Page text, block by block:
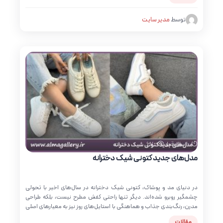
زیبایی ظاهری، راحتی فوق‌العاده‌ای در استفاده روزانه داشته باشند. اگر
مینیمال، کفی نرم و تکنولوژی جذب ضربه تولید می‌شوند تا در عین زیبایی،
سلامت پا را هم تضمین کنند. برندهایی مانند نیو بالانس، نایک، آدیداس و
اسکچرز در سال جدید، مدل‌هایی روانه بازار کرده‌اند که با تمرکز بر راحتی پا و
فرم ارگونومیک، گزینه‌ای ایده‌آل برای مدرسه، دانشگاه، پیاده‌روی و استفاده
روزمره هستند. این کتونی‌ها با رنگ سفید یک‌دست یا ترکیب سفید با
جزئیات رنگی، به راحتی در استایل‌های مختلف قرار می‌گیرند و برای دخترانی
که به دنبال کفشی اسپرت،…
توسط مدیر سایت
1 سال قبل بازدید:
67
مدل‌های جدید کتونی شیک دخترانه
در دنیای مد و پوشاک، کتونی شیک دخترانه در سال‌های اخیر با تحولی
چشمگیر روبرو شده‌اند. دیگر تنها راحتی کفش مطرح نیست، بلکه طراحی
مدرن، رنگ‌بندی جذاب و هماهنگی با استایل‌های روز نیز به معیارهای اصلی